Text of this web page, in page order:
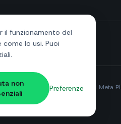
il funzionamento del
lo usi. Puoi
non
Preferenze
WhatsApp è un marchio di Meta